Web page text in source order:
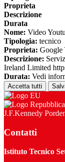
Proprieta
Descrizione
Durata
Nome: Video
Tipologia: tecnico
Proprieta: Google
Descrizione:
Ireland Limited
Durata: Vedi
Accetta tutti
J.F.Kennedy
Contatti
Istituto Tecnico